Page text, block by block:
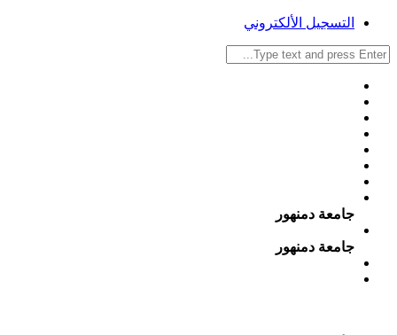
التسجيل الألكتروني
جامعة دمنهور
جامعة دمنهور